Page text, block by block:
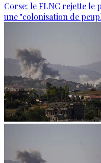
Corse: le FLNC rejette le
une "colonisation de